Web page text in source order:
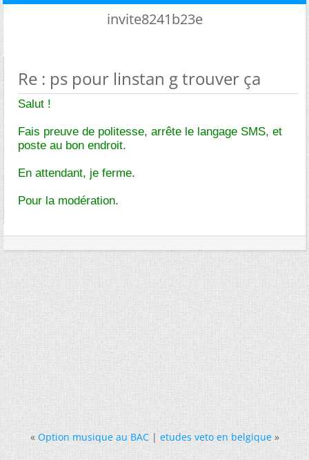
invite8241b23e
Re : ps pour linstan g trouver ça
Salut !
Fais preuve de politesse, arrête le langage SMS, et
poste au bon endroit.
En attendant, je ferme.
Pour la modération.
« Option musique au BAC|etudes veto en belgique »